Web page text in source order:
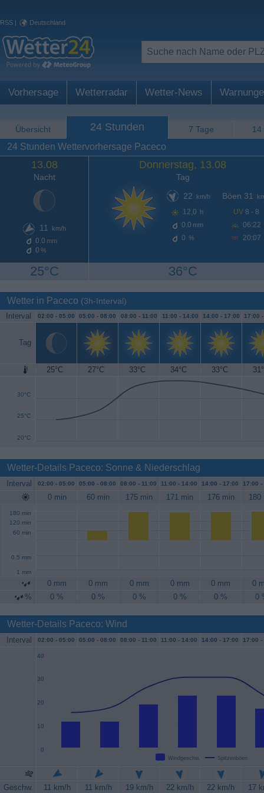
RSS | Deutschland
Vorhersage Wetterradar Wetter-News
Übersicht 24 Stunden 7 Tage 14
24 Stunden Wettervorhersage Paceco
13.08
Nacht
11 km/h
0.0 mm
0 %
25°C
Donnerstag, 13.08
Tag
22
km/h
12,0 h
0.0 mm
0 %
Böen 31
UV 8 - 8
06:22
20:07
36°C
Wetter in Paceco (3h-Interval)
Interval 02:00 - 05:00 05:00 - 08:00 08:00 - 11:00 11:00 - 14:00 14:00 - 17:00 17:00
Tag
25°C 27°C 33°C 34°C 33°C
20°C
25°C
30°C
35°C
Wetter-Details Paceco: Sonne & Niederschlag
Interval 02:00 - 05:00 05:00 - 08:00 08:00 - 11:00 11:00 - 14:00 14:00 - 17:00 17:00 -
0 min 60 min 175 min 171 min 176 min 180
60 min
120 min
180 min
0.5 mm
1 mm
0 mm 0 mm 0 mm 0 mm 0 mm
0
%
0 % 0 % 0 % 0 % 0 % 0
Wetter-Details Paceco: Wind
Interval 02:00 - 05:00 05:00 - 08:00 08:00 - 11:00 11:00 - 14:00 14:00 - 17:00 17:00 -
Windgeschw. Spitzenböen
0
10
20
30
40
Geschw. 11 km/h 11 km/h 19 km/h 22 km/h 22 km/h
17